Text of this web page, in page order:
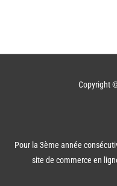
Copyright
Pour la 3ème année
site de commerce en